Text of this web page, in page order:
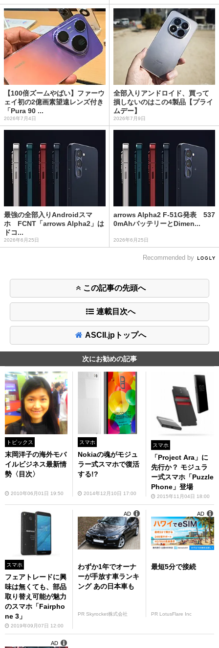
【100倍ズームやばい】ファーウ
ェイ初の2億画素望遠レンズ付き
「Pura 90 ...
2026年7月4日
全部入りアンドロイド、買って
損しないのはこの4製品【プライ
ムデー】
2026年7月9日
最強の全部入りAndroidスマ
ホ FCNT「arrows Alpha2」は
ドコ...
2026年6月25日
arrows Alpha2 F-51G発表 537
0mAhバッテリーとDimen...
2026年6月25日
Recommended by
この記事の先頭へ
連載目次へ
ASCII.jpトップへ
次にお勧めの記事
トピックス
末岡洋子の海外モバ
イルビジネス最新情
勢〈目次〉
2010年06月01日 19:50
スマホ
Nokiaの魂がモジュ
ラー式スマホで復活
する!?
2014年12月10日 17:00
スマホ
「Project Ara」に
先行か？ モジュラ
ー式スマホ「Puzzle
Phone」登場
2015年11月04日 18:00
スマホ
フェアトレードに興
味は無くても、部品
取り替え可能が魅力
のスマホ「Fairpho
ne 3」
2019年09月07日 12:00
わずか1年でオーナ
ーが手放す車ランキ
ング あの日本車も
PR Skyrocket株式会社
AD
最短5分で接続
PR LotusFlare Inc
AD
AD